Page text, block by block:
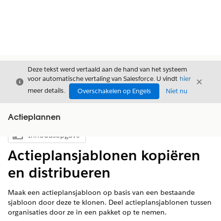
Sluiten
Deze tekst werd vertaald aan de hand van het systeem
voor automatische vertaling van Salesforce. U vindt hier
meer details.
Overschakelen op Engels Niet nu
Sluiten
Actieplannen
Inhoudsopgave weergeven
Inhoudsopgave
Actieplansjablonen kopiëren
en distribueren
Maak een actieplansjabloon op basis van een bestaande
sjabloon door deze te klonen. Deel actieplansjablonen tussen
organisaties door ze in een pakket op te nemen.